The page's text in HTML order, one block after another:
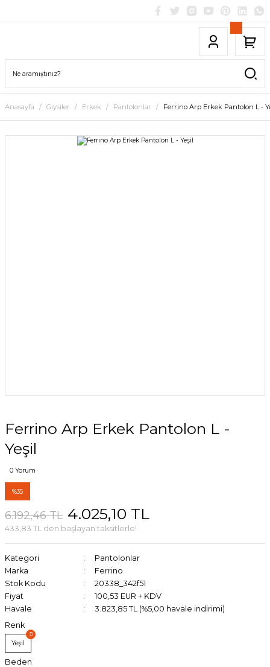
Anasayfa Giysiler Erkek Pantolonlar Ferrino Arp Erkek Pantolon L -
Ferrino Arp Erkek Pantolon L -
Yeşil
0 Yorum
%35
6.192,46 TL 4.025,10 TL
433,83 TL den başlayan taksitlerle!
Kategori
Pantolonlar
Marka
Ferrino
Stok Kodu
20338_342f51
Fiyat
100,53 EUR + KDV
Havale
3.823,85 TL (%5,00 havale indirimi)
Renk
Yeşil
Beden